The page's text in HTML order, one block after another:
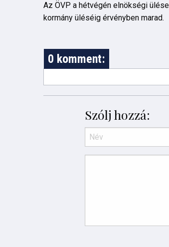
Az ÖVP a hétvégén elnökségi
kormány üléséig érvényben marad.
0 komment:
Szólj hozzá: